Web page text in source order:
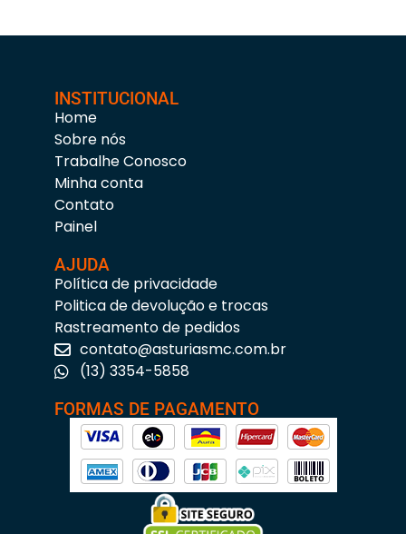
INSTITUCIONAL
Home
Sobre nós
Trabalhe Conosco
Minha conta
Contato
Painel
AJUDA
Política de privacidade
Politica de devolução e trocas
Rastreamento de pedidos
contato@asturiasmc.com.br
(13) 3354-5858
FORMAS DE PAGAMENTO